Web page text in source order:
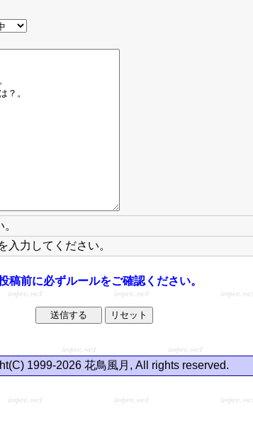
入力してください。
稿前に必ずルールをご確認ください。
1999-2026 花鳥風月, All rights reserved.